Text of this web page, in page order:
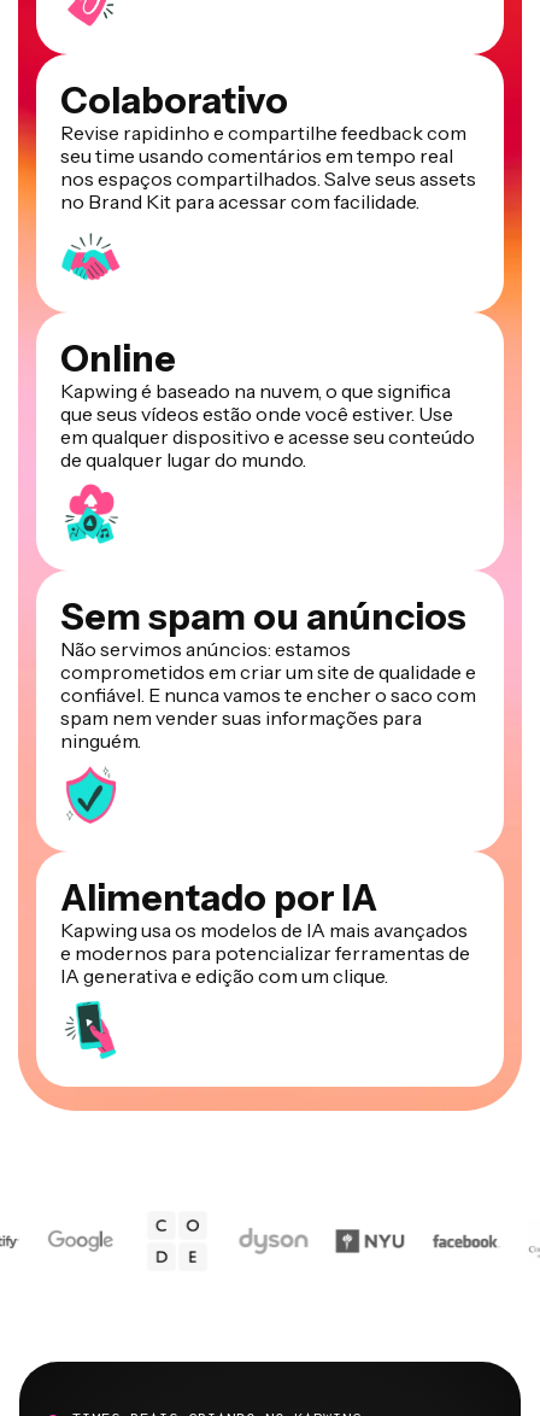
Colaborativo
Revise rapidinho e compartilhe feedback com
seu time usando comentários em tempo real
nos espaços compartilhados. Salve seus assets
no Brand Kit para acessar com facilidade.
Online
Kapwing é baseado na nuvem, o que significa
que seus vídeos estão onde você estiver. Use
em qualquer dispositivo e acesse seu conteúdo
de qualquer lugar do mundo.
Sem spam ou anúncios
Não servimos anúncios: estamos
comprometidos em criar um site de qualidade e
confiável. E nunca vamos te encher o saco com
spam nem vender suas informações para
ninguém.
Alimentado por IA
Kapwing usa os modelos de IA mais avançados
e modernos para potencializar ferramentas de
IA generativa e edição com um clique.